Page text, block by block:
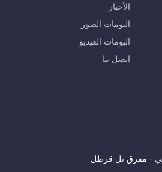
الأخبار
البومات الصور
البومات الفيديو
اتصل بنا
- مفرق تل قرطل